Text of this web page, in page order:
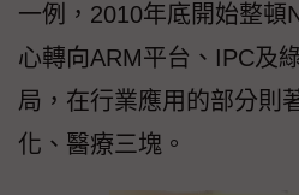
一例，2010年底開始整頓
心轉向ARM平台、IPC及
局，在行業應用的部分則
化、醫療三塊。